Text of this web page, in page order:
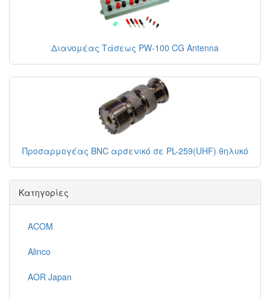
Διανομέας Τάσεως PW-100 CG Antenna
Προσαρμογέας BNC αρσενικό σε PL-259(UHF) θηλυκό
Κατηγορίες
ACOM
Alinco
AOR Japan